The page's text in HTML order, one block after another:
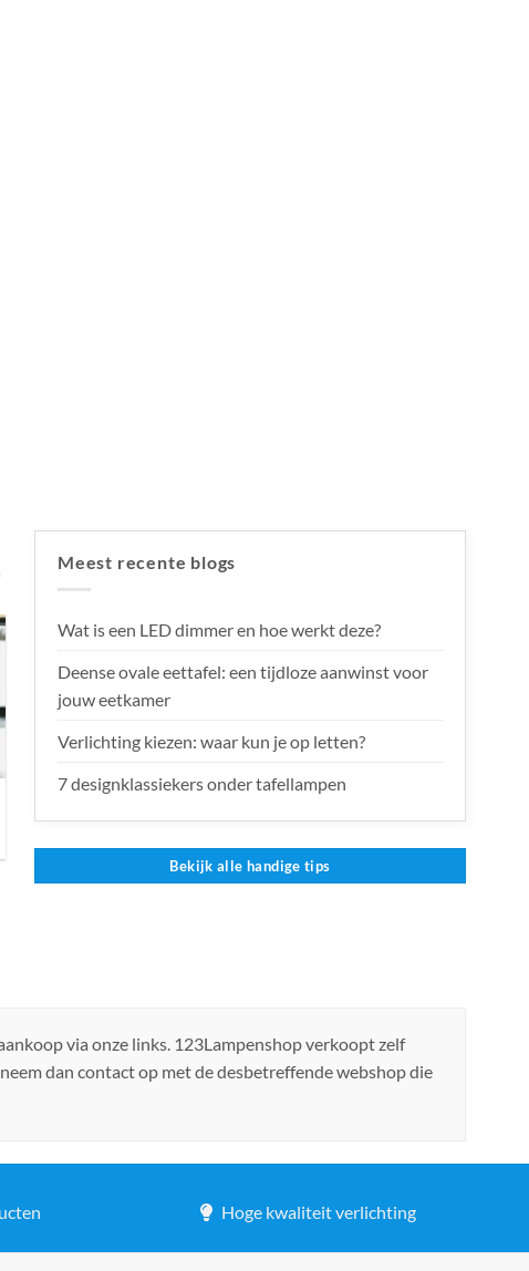
Meest recente blogs
Wat is een LED dimmer en hoe werkt deze?
Deense ovale eettafel: een tijdloze aanwinst voor
jouw eetkamer
Verlichting kiezen: waar kun je op letten?
7 designklassiekers onder tafellampen
Bekijk alle handige tips
via onze links. 123Lampenshop verkoopt zelf
dan contact op met de desbetreffende webshop die
Hoge kwaliteit verlichting